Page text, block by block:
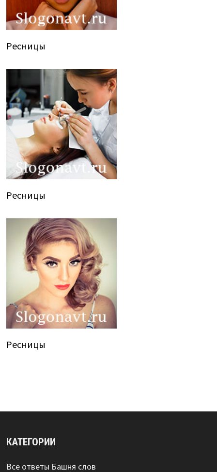
Ресницы
Ресницы
Ресницы
КАТЕГОРИИ
Все ответы Башня слов